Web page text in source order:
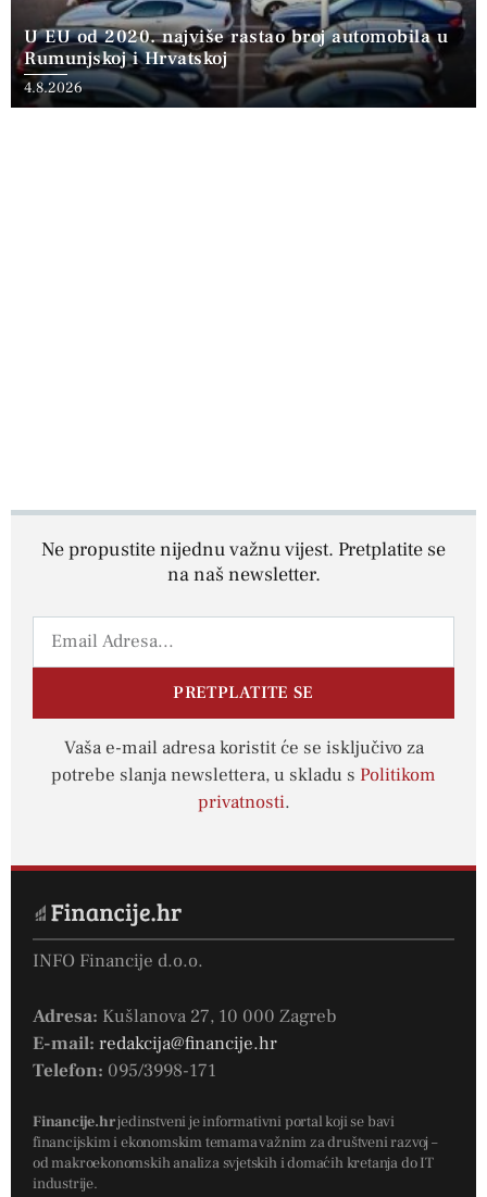
U EU od 2020. najviše rastao broj automobila u
Rumunjskoj i Hrvatskoj
4.8.2026
Ne propustite nijednu važnu vijest. Pretplatite se
na naš newsletter.
PRETPLATITE SE
Vaša e-mail adresa koristit će se isključivo za
potrebe slanja newslettera, u skladu s Politikom
privatnosti.
INFO Financije d.o.o.
Adresa: Kušlanova 27, 10 000 Zagreb
E-mail: redakcija@financije.hr
Telefon: 095/3998-171
Financije.hrjedinstveni je informativni portal koji se bavi
financijskim i ekonomskim temama važnim za društveni razvoj –
od makroekonomskih analiza svjetskih i domaćih kretanja do IT
industrije.